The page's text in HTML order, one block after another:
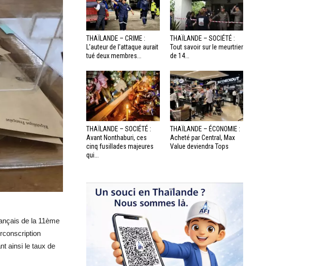
de la 11ème
ainsi le taux de
THAÏLANDE – CRIME :
L’auteur de l’attaque aurait
tué deux membres...
THAÏLANDE – SOCIÉTÉ :
Tout savoir sur le meurtrier
de 14...
THAÏLANDE – SOCIÉTÉ :
Avant Nonthaburi, ces
cinq fusillades majeures
qui...
THAÏLANDE – ÉCONOMIE :
Acheté par Central, Max
Value deviendra Tops